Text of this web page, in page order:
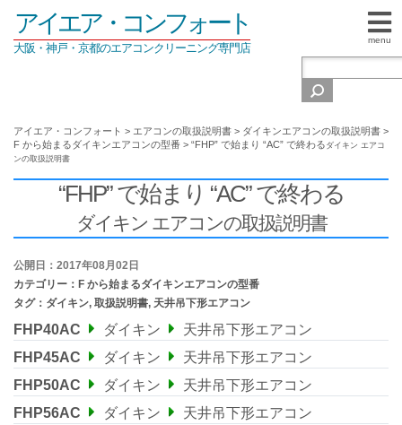
menu
アイエア・コンフォート
大阪・神戸・京都のエアコンクリーニング専門店
アイエア・コンフォート > エアコンの取扱説明書 > ダイキンエアコンの取扱説明書 >
F から始まるダイキンエアコンの型番 > “FHP” で始まり “AC” で終わる ダイキン エアコ
ンの取扱説明書
“FHP” で始まり “AC” で終わる
ダイキン エアコンの取扱説明書
公開日：2017年08月02日
カテゴリー： F から始まるダイキンエアコンの型番
タグ： ダイキン, 取扱説明書, 天井吊下形エアコン
FHP40AC ダイキン
天井吊下形エアコン
FHP45AC
ダイキン
天井吊下形エアコン
FHP50AC
ダイキン
天井吊下形エアコン
FHP56AC
ダイキン
天井吊下形エアコン